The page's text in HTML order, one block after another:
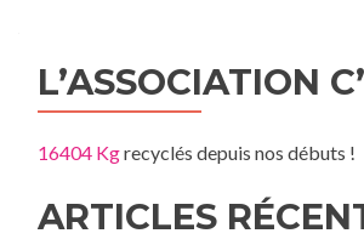
L’ASSOCIATION
16404 Kgrecyclés depuis nos débuts !
ARTICLES